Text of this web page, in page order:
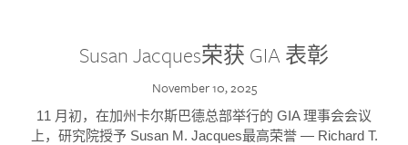
Susan Jacques荣获 GIA 表彰
November 10, 2025
11 月初，在加州卡尔斯巴德总部举行的 GIA 理事会会议
上，研究院授予 Susan M. Jacques最高荣誉 — Richard T.